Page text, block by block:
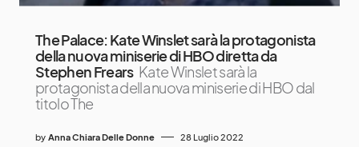
The Palace: Kate Winslet sarà la protagonista
della nuova miniserie di HBO diretta da
Stephen Frears Kate Winslet sarà la
protagonista della nuova miniserie di HBO dal
titolo The
by Anna Chiara Delle Donne 28 Luglio 2022